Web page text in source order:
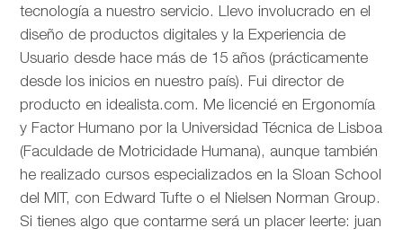
tecnología a nuestro servicio. Llevo involucrado en el
diseño de productos digitales y la Experiencia de
Usuario desde hace más de 15 años (prácticamente
desde los inicios en nuestro país). Fui director de
producto en idealista.com. Me licencié en Ergonomía
y Factor Humano por la Universidad Técnica de Lisboa
(Faculdade de Motricidade Humana), aunque también
he realizado cursos especializados en la Sloan School
del MIT, con Edward Tufte o el Nielsen Norman Group.
Si tienes algo que contarme será un placer leerte: juan